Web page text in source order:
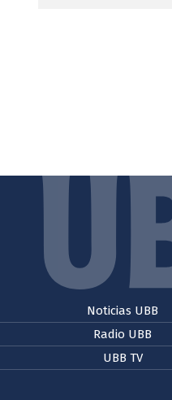
Noticias UBB
Radio UBB
UBB TV